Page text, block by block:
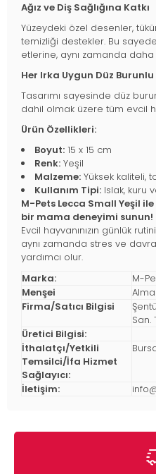
Ağız ve Diş Sağlığına Katkı
Yüzeydeki özel desenler,
temizliği destekler. Bu
etlerine, aynı zamanda
Her Irka Uygun Düz
Tasarımı sayesinde düz
dahil olmak üzere tüm evcil
Ürün Özellikleri:
Boyut: 15 x 15 cm
Renk: Yeşil
Malzeme: Yüksek kaliteli,
Kullanım Tipi: Islak, kuru
M-Pets Lecca Small Yeşil
bir mama deneyimi sunun!
Evcil hayvanınızın günlük
aynı zamanda stres ve
yardımcı olur.
Marka:
M-
Menşei
Firma/Satıcı Bilgisi
San.
Üretici Bilgisi:
İthalatçı/Yetkili
Temsilci/İfa Hizmet
Sağlayıcı:
İletişim: